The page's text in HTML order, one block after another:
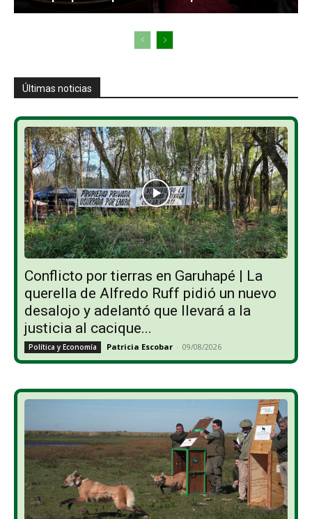
Últimas noticias
Conflicto por tierras en Garuhapé | La
querella de Alfredo Ruff pidió un nuevo
desalojo y adelantó que llevará a la
justicia al cacique...
Política y Economía Patricia Escobar - 09/08/2026